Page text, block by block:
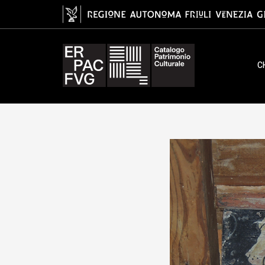
tavoletta da soffitto, ambito